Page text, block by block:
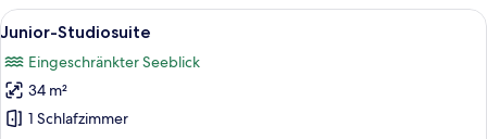
Alle
Fotos
für
Junior-
Studiosuite
Ein modernes Hotelzimmer mit
4
Junior-Studiosuite
Eingeschränkter Seeblick
34 m²
1 Schlafzimmer